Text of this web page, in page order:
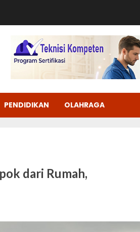
PENDIDIKAN OLAHRAGA
dari Rumah,